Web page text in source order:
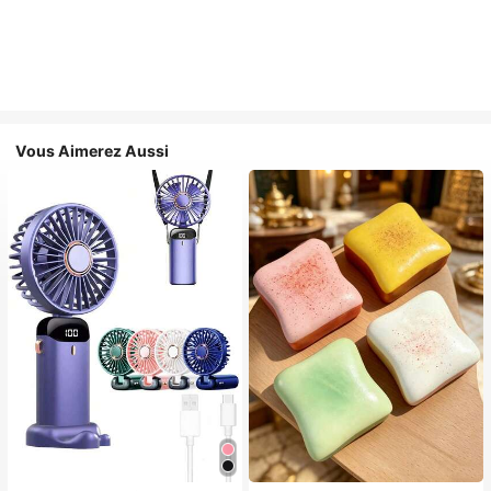
Vous Aimerez Aussi